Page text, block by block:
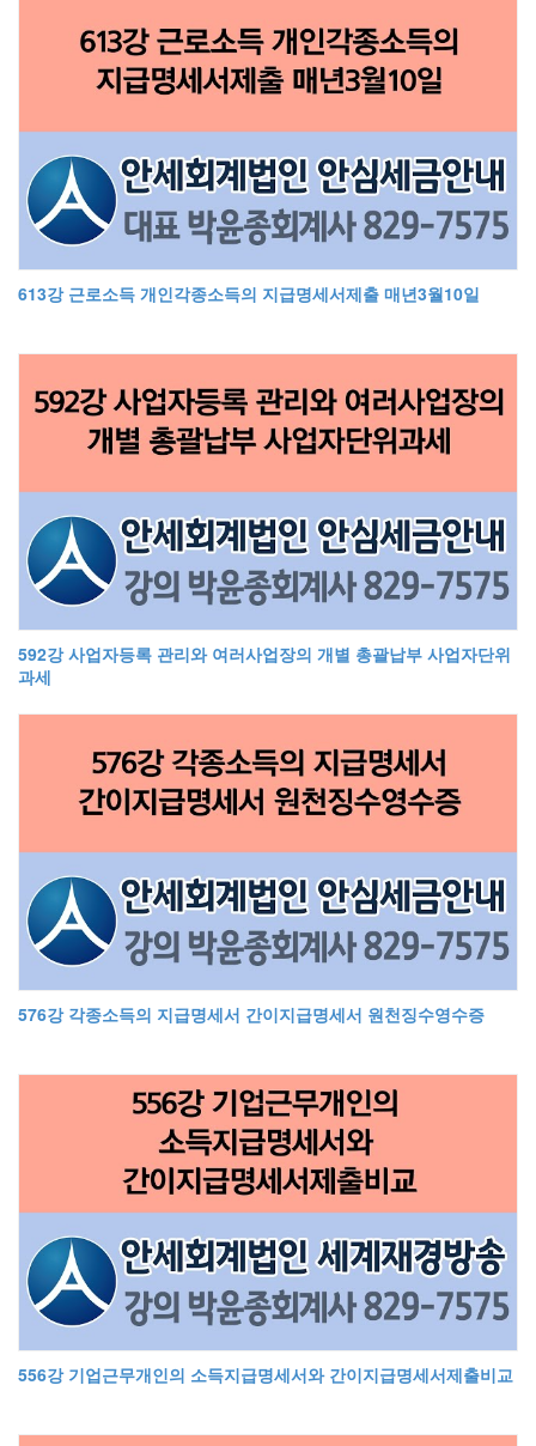
613강 근로소득 개인각종소득의 지급명세서제출 매년3월10일
592강 사업자등록 관리와 여러사업장의 개별 총괄납부 사업자단위
과세
576강 각종소득의 지급명세서 간이지급명세서 원천징수영수증
556강 기업근무개인의 소득지급명세서와 간이지급명세서제출비교